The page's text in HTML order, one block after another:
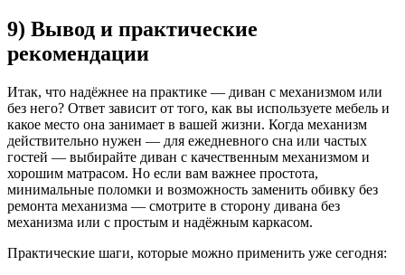
9) Вывод и практические
рекомендации
Итак, что надёжнее на практике — диван с механизмом или
без него? Ответ зависит от того, как вы используете мебель и
какое место она занимает в вашей жизни. Когда механизм
действительно нужен — для ежедневного сна или частых
гостей — выбирайте диван с качественным механизмом и
хорошим матрасом. Но если вам важнее простота,
минимальные поломки и возможность заменить обивку без
ремонта механизма — смотрите в сторону дивана без
механизма или с простым и надёжным каркасом.
Практические шаги, которые можно применить уже сегодня: